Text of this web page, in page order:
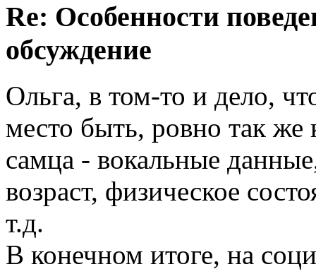
Re: Особенности
обсуждение
Ольга, в том-то и дело,
место быть, ровно так же
самца - вокальные
возраст, физическое
т.д.
В конечном итоге, на